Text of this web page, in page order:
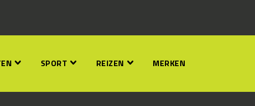
SPORT REIZEN MERKEN